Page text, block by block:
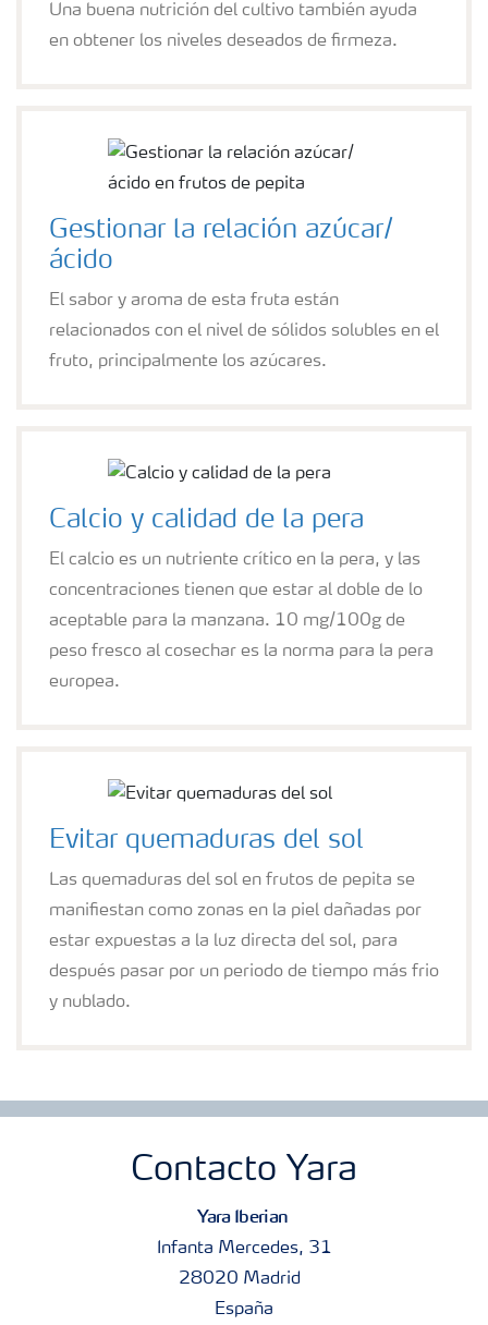
Una buena nutrición del cultivo también ayuda
en obtener los niveles deseados de firmeza.
Gestionar la relación azúcar/
ácido
El sabor y aroma de esta fruta están
relacionados con el nivel de sólidos solubles en el
fruto, principalmente los azúcares.
Calcio y calidad de la pera
El calcio es un nutriente crítico en la pera, y las
concentraciones tienen que estar al doble de lo
aceptable para la manzana. 10 mg/100g de
peso fresco al cosechar es la norma para la pera
europea.
Evitar quemaduras del sol
Las quemaduras del sol en frutos de pepita se
manifiestan como zonas en la piel dañadas por
estar expuestas a la luz directa del sol, para
después pasar por un periodo de tiempo más frio
y nublado.
Contacto Yara
Yara Iberian
Infanta Mercedes, 31
28020 Madrid
España